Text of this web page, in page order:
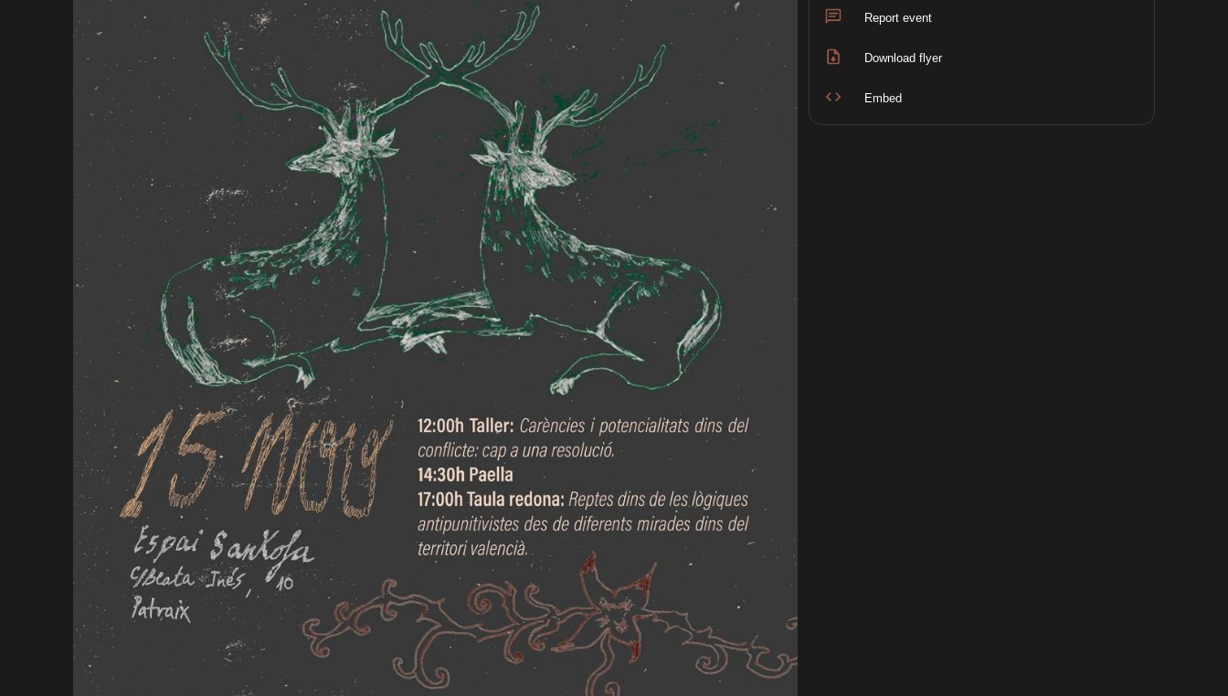
Report event
Download flyer
Embed